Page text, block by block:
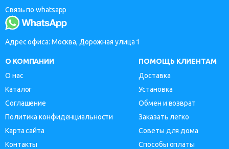
Связь по whatsapp
Адрес офиса: Москва, Дорожная улица 1
О КОМПАНИИ
О нас
Каталог
Соглашение
Политика конфиденциальности
Карта сайта
Контакты
ПОМОЩЬ КЛИЕНТАМ
Доставка
Установка
Обмен и возврат
Заказать легко
Советы для дома
Способы оплаты